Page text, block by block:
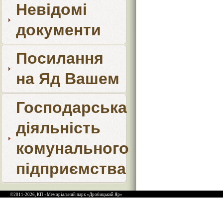
Невідомі
документи
Посилання
на Яд Вашем
Господарська
діяльність
комунального
підприємства
©2011-2026, КП «Меморіальний парк «Дробицький Яр»